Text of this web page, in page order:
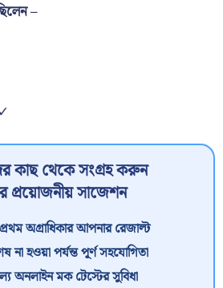
–
কাছ থেকে সংগ্রহ করুন
প্রয়োজনীয় সাজেশন
অগ্রাধিকার আপনার রেজাল্ট
না হওয়া পর্যন্ত পূর্ণ সহযোগিতা
অনলাইন মক টেস্টের সুবিধা